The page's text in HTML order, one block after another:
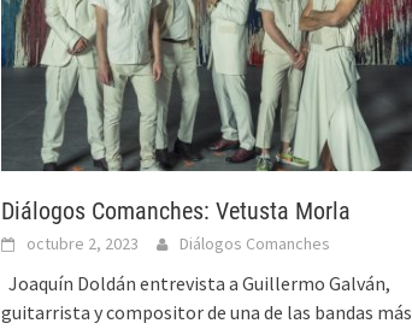
Diálogos Comanches: Vetusta Morla
octubre 2, 2023 Diálogos Comanches
Joaquín Doldán entrevista a Guillermo Galván,
guitarrista y compositor de una de las bandas más